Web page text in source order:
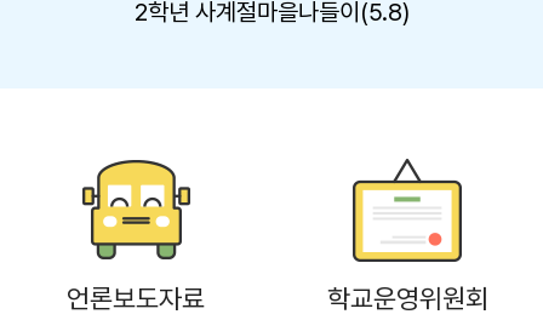
2학년 사계절마을나들이(5.8)
언론보도자료 학교운영위원회